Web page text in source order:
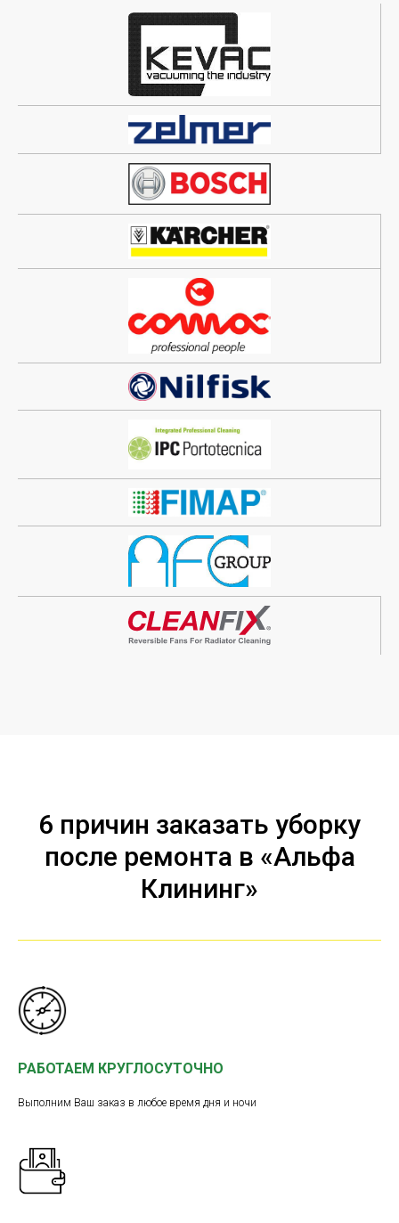
6 причин заказать уборку
после ремонта в «Альфа
Клининг»
РАБОТАЕМ КРУГЛОСУТОЧНО
Выполним Ваш заказ в любое время дня и ночи